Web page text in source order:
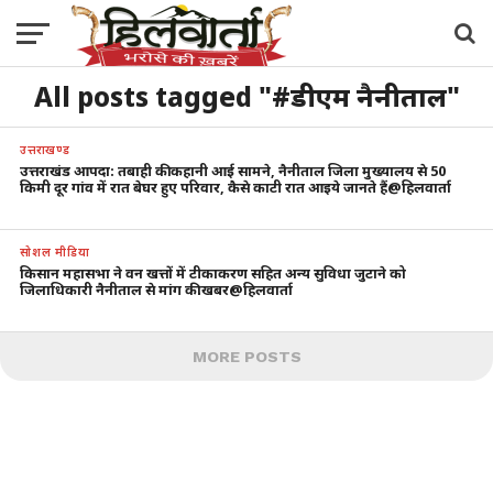
All posts tagged "#डीएम नैनीताल"
उत्तराखण्ड
उत्तराखंड आपदा: तबाही की कहानी आई सामने, नैनीताल जिला मुख्यालय से 50
किमी दूर गांव में रात बेघर हुए परिवार, कैसे काटी रात आइये जानते हैं@हिलवार्ता
सोशल मीडिया
किसान महासभा ने वन खत्तों में टीकाकरण सहित अन्य सुविधा जुटाने को
जिलाधिकारी नैनीताल से मांग की.खबर@हिलवार्ता
MORE POSTS